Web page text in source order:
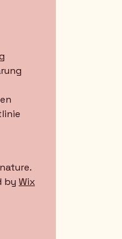
by Wix